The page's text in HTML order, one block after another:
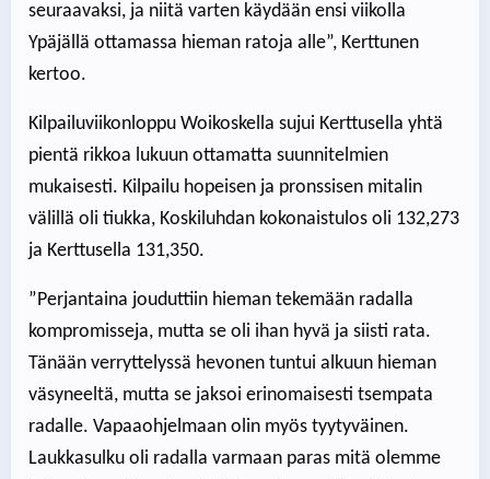
seuraavaksi, ja niitä varten käydään ensi viikolla
Ypäjällä ottamassa hieman ratoja alle”, Kerttunen
kertoo.
Kilpailuviikonloppu Woikoskella sujui Kerttusella yhtä
pientä rikkoa lukuun ottamatta suunnitelmien
mukaisesti. Kilpailu hopeisen ja pronssisen mitalin
välillä oli tiukka, Koskiluhdan kokonaistulos oli 132,273
ja Kerttusella 131,350.
”Perjantaina jouduttiin hieman tekemään radalla
kompromisseja, mutta se oli ihan hyvä ja siisti rata.
Tänään verryttelyssä hevonen tuntui alkuun hieman
väsyneeltä, mutta se jaksoi erinomaisesti tsempata
radalle. Vapaaohjelmaan olin myös tyytyväinen.
Laukkasulku oli radalla varmaan paras mitä olemme